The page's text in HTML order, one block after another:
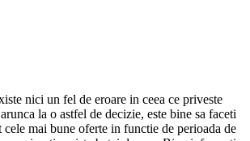
nici un fel de eroare in ceea ce priveste
la o astfel de decizie, este bine sa faceti
cele mai bune oferte in functie de perioada de